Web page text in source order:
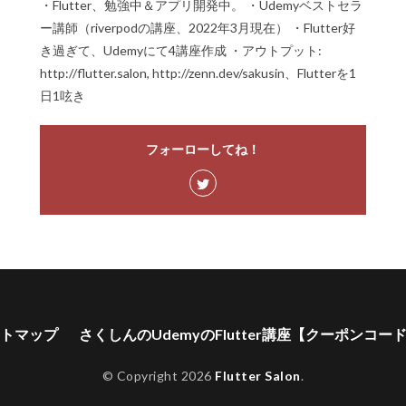
・Flutter、勉強中＆アプリ開発中。 ・Udemyベストセラ
ー講師（riverpodの講座、2022年3月現在） ・Flutter好
き過ぎて、Udemyにて4講座作成 ・アウトプット:
http://flutter.salon, http://zenn.dev/sakusin、Flutterを1
日1呟き
フォーローしてね！
マップ さくしんのUdemyのFlutter講座【クーポンコー
© Copyright 2026 Flutter Salon.